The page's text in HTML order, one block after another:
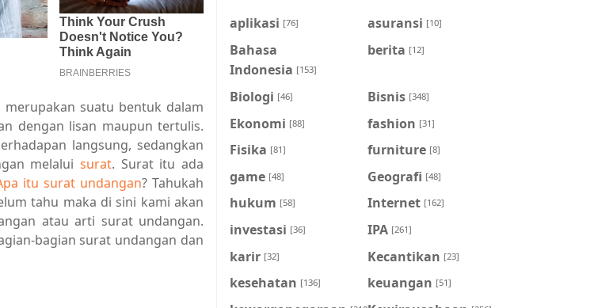
suatu bentuk dalam
dengan lisan maupun tertulis.
langsung, sedangkan
melaluisurat. Surat itu ada
itu surat undangan? Tahukah
tahu maka di sini kami akan
atau arti surat undangan.
bagian surat undangan dan
aplikasi [76] asuransi [10]
Bahasa
Indonesia [153]
berita [12]
Biologi [46] Bisnis [348]
Ekonomi [88] fashion [31]
Fisika [81] furniture [8]
game [48] Geografi [48]
hukum [58] Internet [162]
investasi [36] IPA [261]
karir [32] Kecantikan [23]
kesehatan [136] keuangan [51]